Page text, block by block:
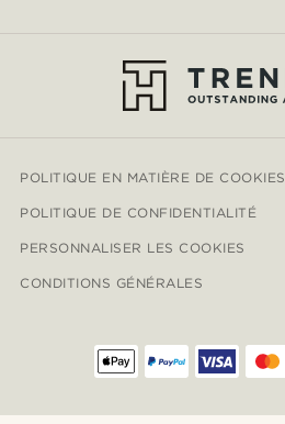
POLITIQUE EN MATIÈRE DE COOKIES
POLITIQUE DE CONFIDENTIALITÉ
PERSONNALISER LES COOKIES
CONDITIONS GÉNÉRALES